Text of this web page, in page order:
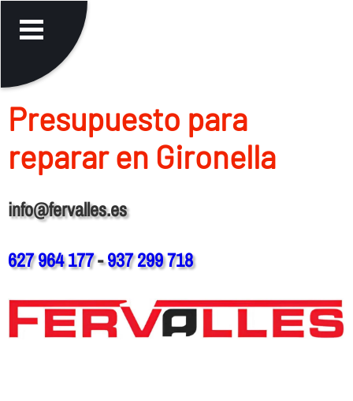
Presupuesto para
reparar en Gironella
info@fervalles.es
627 964 177-937 299 718